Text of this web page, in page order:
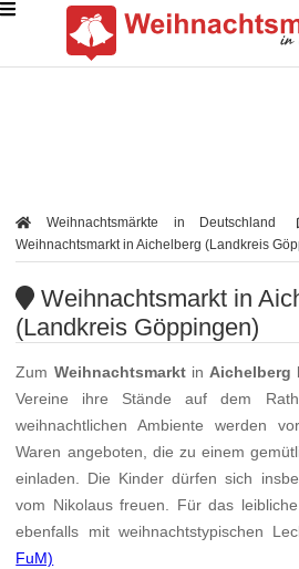
Weihnachtsmärkte in Deutschland
Weihnachtsmarkt in Aichelberg (Landkreis
Weihnachtsmarkt in
(Landkreis Göppingen)
Zum Weihnachtsmarktin Aichelberg
Vereine ihre Stände auf dem
weihnachtlichen Ambiente werden
Waren angeboten, die zu einem
einladen. Die Kinder dürfen sich
vom Nikolaus freuen. Für das
ebenfalls mit weihnachtstypischen
FuM)